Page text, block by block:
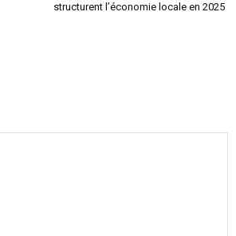
structurent l’économie locale en 2025